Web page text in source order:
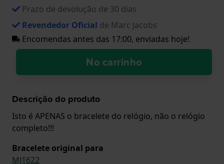
Prazo de devolução de 30 dias
Revendedor Oficial de Marc Jacobs
Encomendas antes das 17:00, enviadas hoje!
No carrinho
Descrição do produto
Isto é APENAS o bracelete do relógio, não o relógio
completo!!!
Bracelete original para
MJ1622